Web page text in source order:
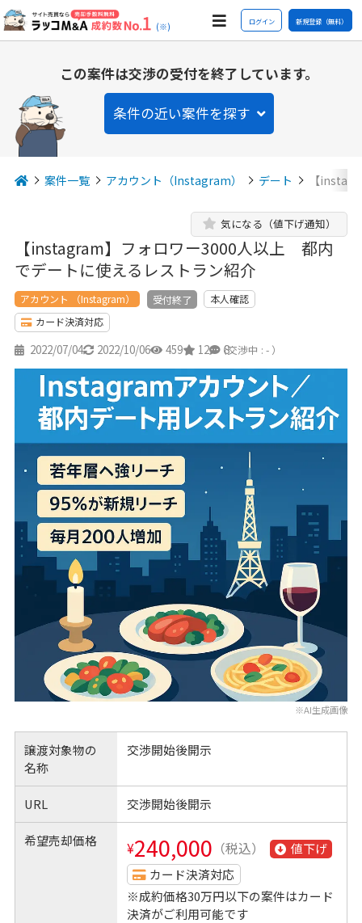
(※) ログイン 新規登録（無料）
この案件は交渉の受付を終了しています。
条件の近い案件を探す
案件一覧 アカウント（Instagram） デート 【
【instagram】フォロワー3000人以上 都内
でデートに使えるレストラン紹介
気になる（値下げ通知）
アカウント （Instagram） 受付終了
本人確認
カード決済対応
2022/07/04 2022/10/06 459 12 8
（交渉中 : - ）
※AI生成画像
譲渡対象物の
名称
交渉開始後開示
URL 交渉開始後開示
希望売却価格 ¥240,000 （税込）
値下げ
カード決済対応
※成約価格30万円以下の案件はカード
決済がご利用可能です